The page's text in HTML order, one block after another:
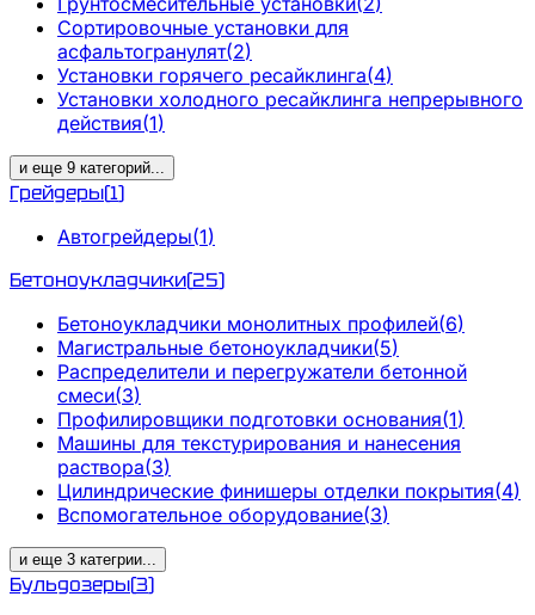
Сортировочные установки для
асфальтогранулят(2)
Установки горячего ресайклинга(4)
Установки холодного ресайклинга непрерывного
действия(1)
и еще 9 категорий...
Грейдеры(1)
Автогрейдеры(1)
Бетоноукладчики(25)
Бетоноукладчики монолитных профилей(6)
Магистральные бетоноукладчики(5)
Распределители и перегружатели бетонной
смеси(3)
Профилировщики подготовки основания(1)
Машины для текстурирования и нанесения
раствора(3)
Цилиндрические финишеры отделки покрытия(4)
Вспомогательное оборудование(3)
и еще 3 категрии...
Бульдозеры(3)